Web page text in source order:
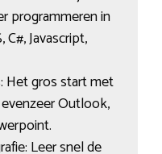
programmeren in
Javascript,
Het gros start met
Outlook,
Leer snel de